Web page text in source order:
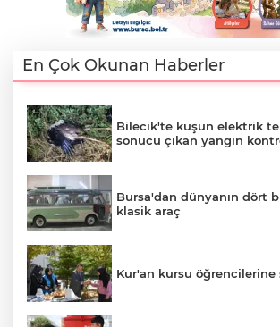
En Çok Okunan Haberler
Bilecik'te kuşun elektrik
sonucu çıkan yangın
Bursa'dan dünyanın dört
klasik araç
Kur'an kursu öğrencilerine